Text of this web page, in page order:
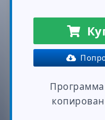
Программа